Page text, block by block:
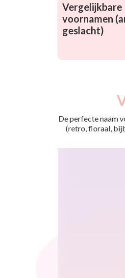
Vergelijkbare
voornamen
geslacht)
De perfecte naam
(retro, floraal,